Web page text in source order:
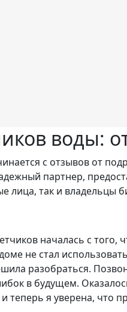
воды:
с отзывов от
партнер,
лица, так и владельцы
началась с
не стал
разобраться.
в будущем.
теперь я уверена, что